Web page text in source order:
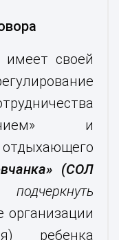
имеет своей
и
(СОЛ
организации
ребенка